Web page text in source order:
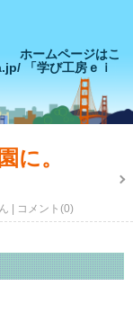
ームページはこ
「学び工房ｅｉ
に。
コメント(0)